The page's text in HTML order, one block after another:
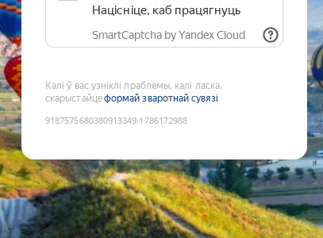
Націсніце, каб працягнуць
SmartCaptcha by Yandex Cloud
Калі ў вас узніклі праблемы, калі ласка,
скарыстайцеформай зваротнай сувязі
9187575680380913349:1786172988